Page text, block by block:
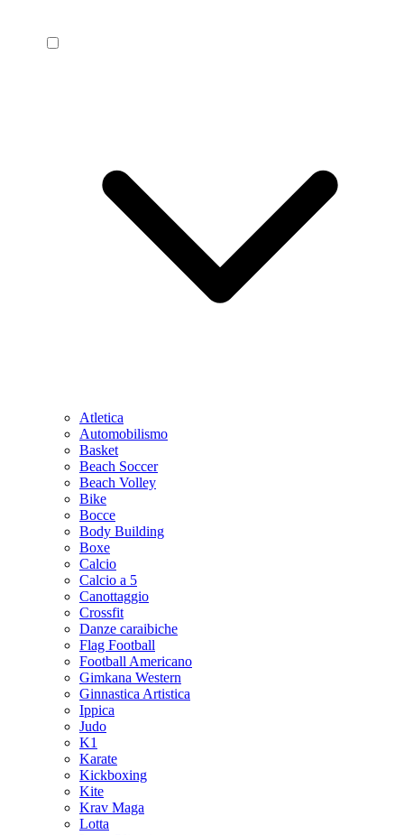
Atletica
Automobilismo
Basket
Beach Soccer
Beach Volley
Bike
Bocce
Body Building
Boxe
Calcio
Calcio a 5
Canottaggio
Crossfit
Danze caraibiche
Flag Football
Football Americano
Gimkana Western
Ginnastica Artistica
Ippica
Judo
K1
Karate
Kickboxing
Kite
Krav Maga
Lotta